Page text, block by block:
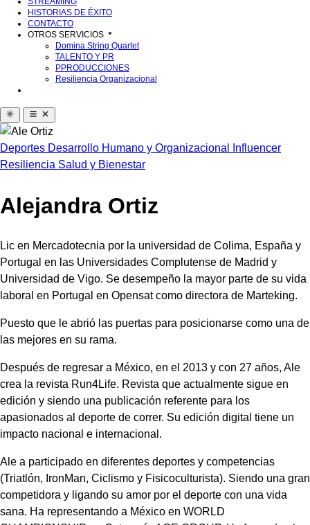
HISTORIAS DE ÉXITO
CONTACTO
OTROS SERVICIOS
Domina String Quartet
TALENTO Y PR
PPRODUCCIONES
Resiliencia Organizacional
Deportes Desarrollo Humano y Organizacional
Influencer
Resiliencia Salud y Bienestar
Alejandra Ortiz
Lic en Mercadotecnia por la universidad de Colima, España y
Portugal en las Universidades Complutense de Madrid y
Universidad de Vigo. Se desempeño la mayor parte de su vida
laboral en Portugal en Opensat como directora de Marteking.
Puesto que le abrió las puertas para posicionarse como una de
las mejores en su rama.
Después de regresar a México, en el 2013 y con 27 años, Ale
crea la revista Run4Life. Revista que actualmente sigue en
edición y siendo una publicación referente para los
apasionados al deporte de correr. Su edición digital tiene un
impacto nacional e internacional.
Ale a participado en diferentes deportes y competencias
(Triatlón, IronMan, Ciclismo y Fisicoculturista). Siendo una gran
competidora y ligando su amor por el deporte con una vida
sana. Ha representando a México en WORLD